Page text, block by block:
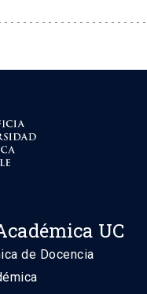
UC
de Docencia